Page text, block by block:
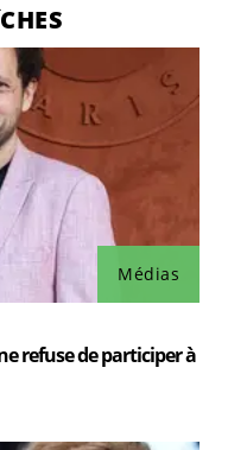
Médias
refuse de participer à